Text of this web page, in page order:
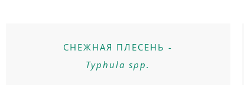
СНЕЖНАЯ ПЛЕСЕНЬ -
Typhula spp.